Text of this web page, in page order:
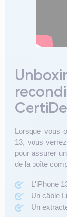
Lorsque vous
13, vous
pour assurer
de la boîte
L'iPhone
Un câble
Un